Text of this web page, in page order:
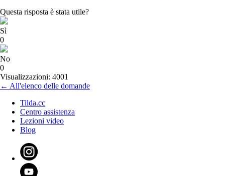
Questa risposta è stata utile?
Sì
0
No
0
Visualizzazioni: 4001
← All'elenco delle domande
Tilda.cc
Centro assistenza
Lezioni video
Blog